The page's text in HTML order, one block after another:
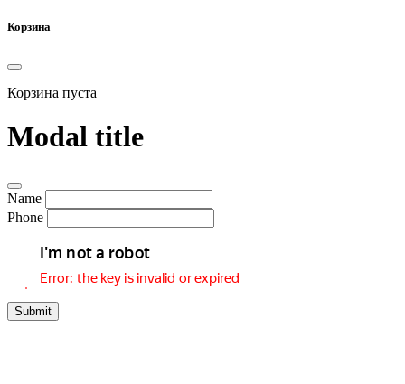
Корзина
Корзина пуста
Modal title
Name
Phone
Submit